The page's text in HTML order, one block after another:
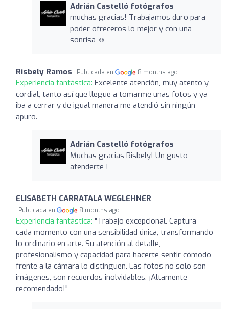
Adrián Castelló fotógrafos
muchas gracias! Trabajamos duro para
poder ofreceros lo mejor y con una
sonrisa ☺️
Risbely Ramos Publicada en 8 months ago
Experiencia fantástica: Excelente atención, muy atento y
cordial, tanto así que llegue a tomarme unas fotos y ya
iba a cerrar y de igual manera me atendió sin ningún
apuro.
Adrián Castelló fotógrafos
Muchas gracias Risbely! Un gusto
atenderte !
ELISABETH CARRATALA WEGLEHNER
Publicada en 8 months ago
Experiencia fantástica: "Trabajo excepcional. Captura
cada momento con una sensibilidad única, transformando
lo ordinario en arte. Su atención al detalle,
profesionalismo y capacidad para hacerte sentir cómodo
frente a la cámara lo distinguen. Las fotos no solo son
imágenes, son recuerdos inolvidables. ¡Altamente
recomendado!"